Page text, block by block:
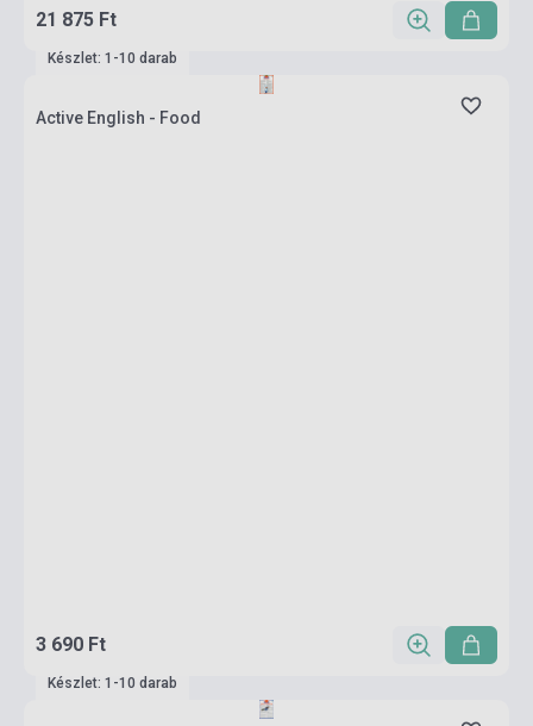
21 875 Ft
Készlet: 1-10 darab
Active English - Food
3 690 Ft
Készlet: 1-10 darab